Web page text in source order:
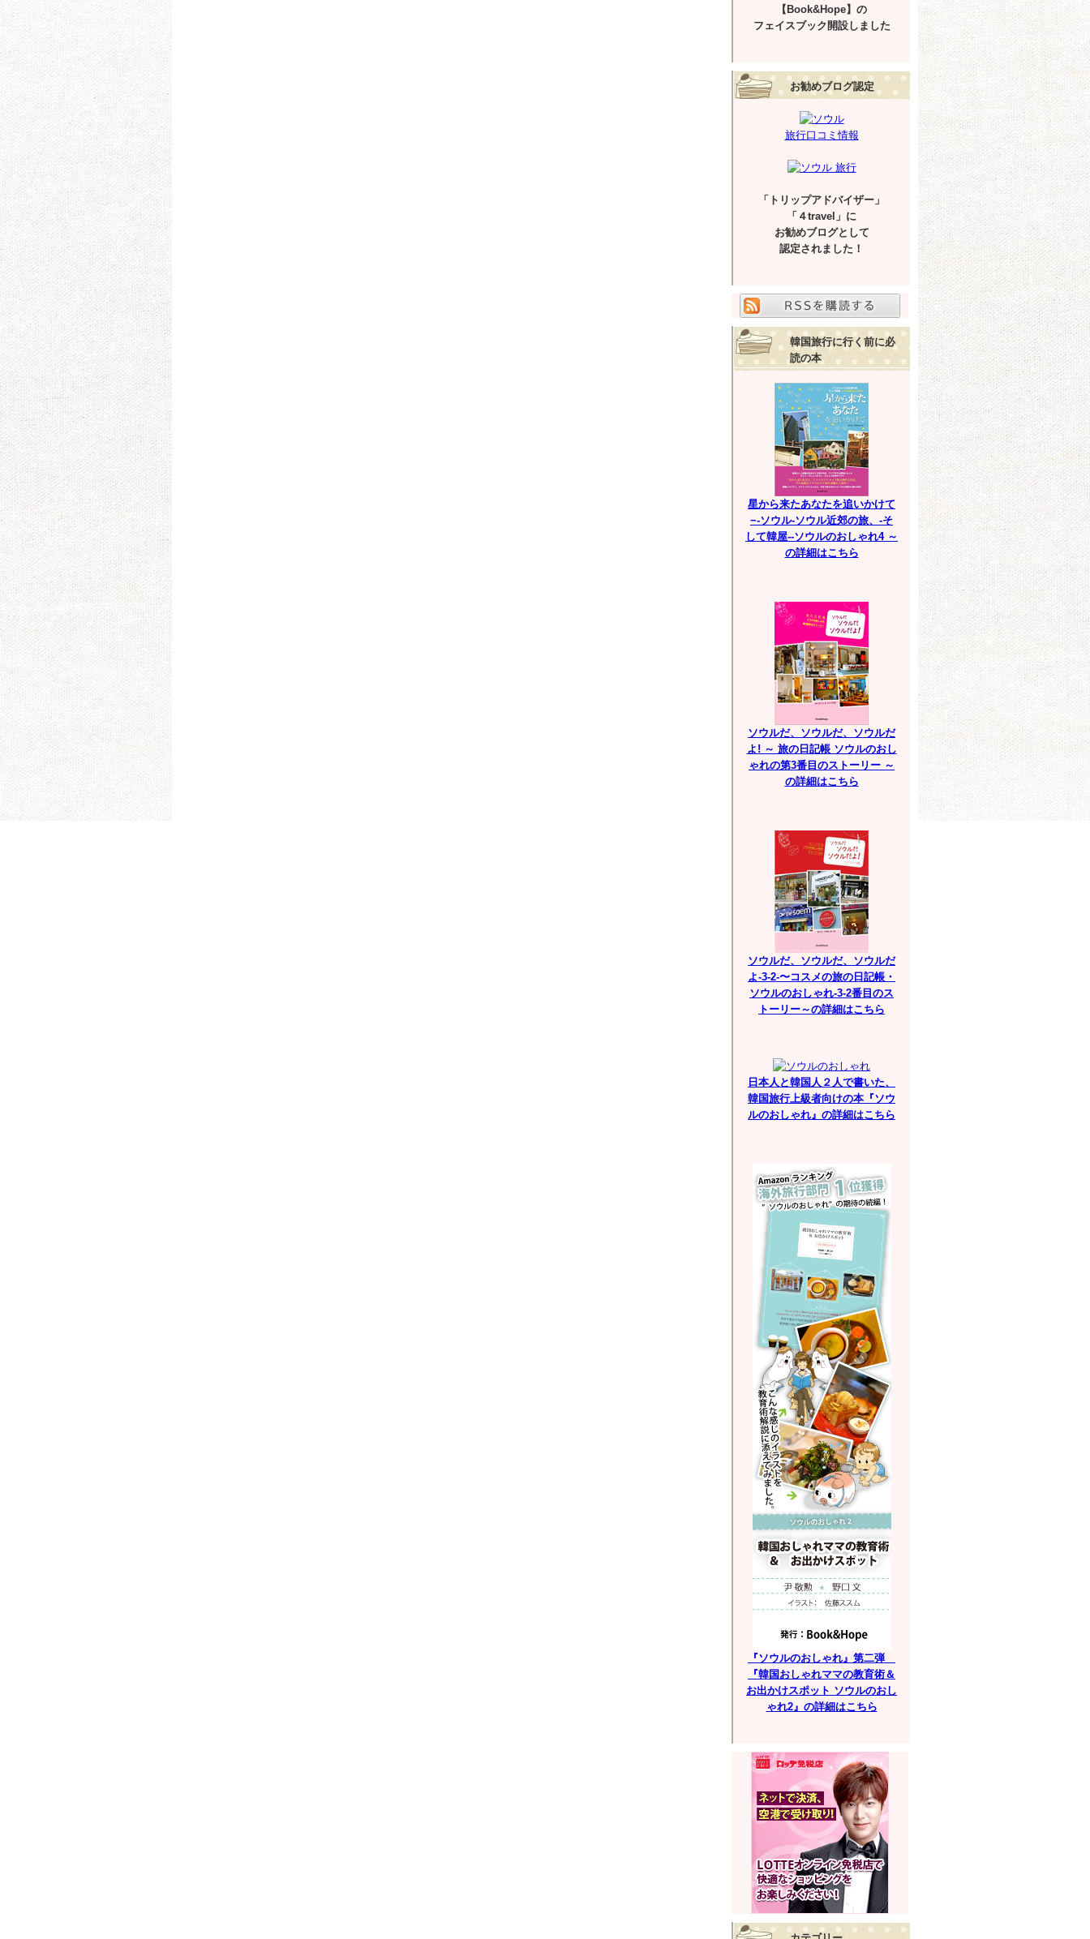
【Book&Hope】の
フェイスブック開設しました
お勧めブログ認定
旅行口コミ情報
「トリップアドバイザー」
「４travel」に
お勧めブログとして
認定されました！
韓国旅行に行く前に必
読の本
星から来たあなたを追いかけて
−-ソウル-ソウル近郊の旅、-そ
して韓屋--ソウルのおしゃれ4 ～
の詳細はこちら
ソウルだ、ソウルだ、ソウルだ
よ! ～ 旅の日記帳 ソウルのおし
ゃれの第3番目のストーリー ～
の詳細はこちら
ソウルだ、ソウルだ、ソウルだ
よ-3-2-〜コスメの旅の日記帳・
ソウルのおしゃれ-3-2番目のス
トーリー～の詳細はこちら
日本人と韓国人２人で書いた、
韓国旅行上級者向けの本『ソウ
ルのおしゃれ』の詳細はこちら
『ソウルのおしゃれ』第二弾
『韓国おしゃれママの教育術＆
お出かけスポット ソウルのおし
ゃれ2』の詳細はこちら